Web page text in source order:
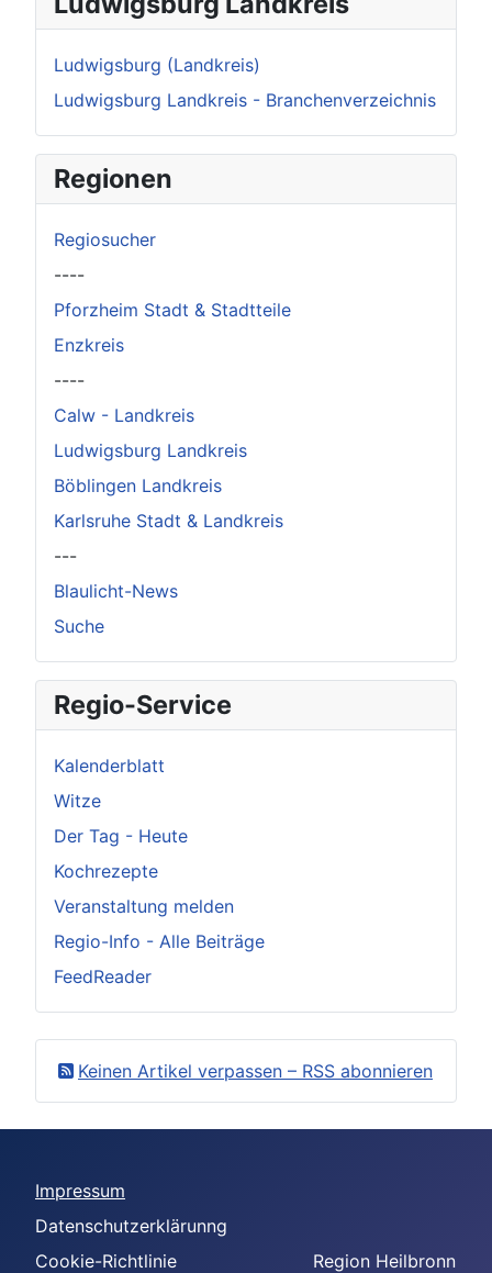
Ludwigsburg (Landkreis)
Ludwigsburg Landkreis - Branchenverzeichnis
Regionen
Regiosucher
----
Pforzheim Stadt & Stadtteile
Enzkreis
----
Calw - Landkreis
Ludwigsburg Landkreis
Böblingen Landkreis
Karlsruhe Stadt & Landkreis
---
Blaulicht-News
Suche
Regio-Service
Kalenderblatt
Witze
Der Tag - Heute
Kochrezepte
Veranstaltung melden
Regio-Info - Alle Beiträge
FeedReader
Keinen Artikel verpassen – RSS abonnieren
Impressum
Datenschutzerklärunng
Cookie-Richtlinie
Region Heilbronn